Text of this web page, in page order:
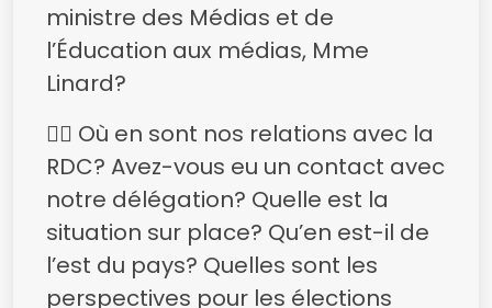
ministre des Médias et de
l’Éducation aux médias, Mme
Linard?
👉🏿 Où en sont nos relations avec la
RDC? Avez-vous eu un contact avec
notre délégation? Quelle est la
situation sur place? Qu’en est-il de
l’est du pays? Quelles sont les
perspectives pour les élections